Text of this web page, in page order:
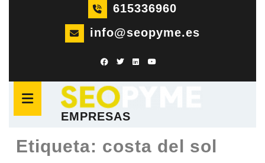
al
contenido
615336960
info@seopyme.es
Botón
aperturaEMPRESAS
Etiqueta: costa del sol